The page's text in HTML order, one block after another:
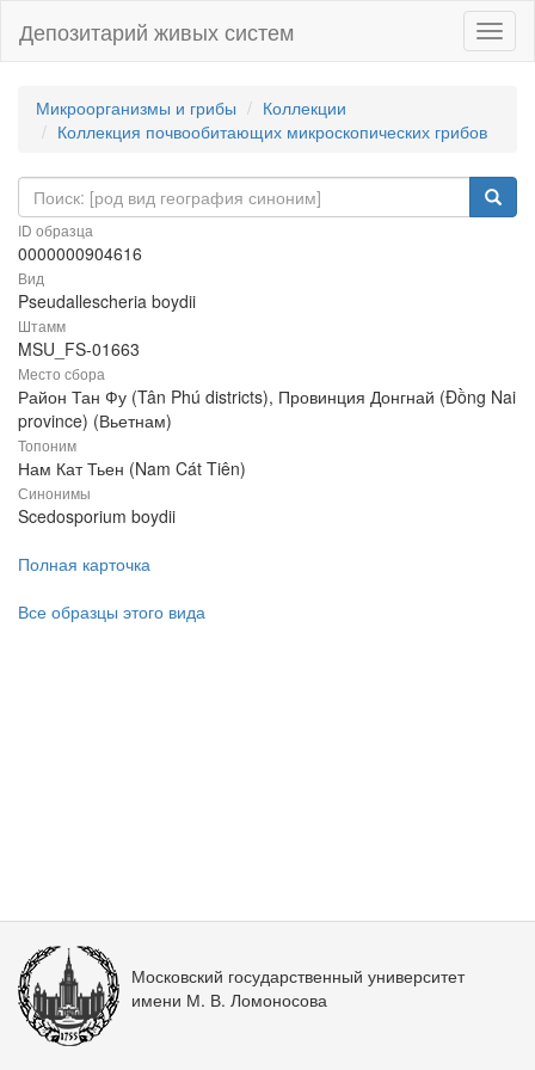
Депозитарий живых систем
Микроорганизмы и грибы
Коллекции
Коллекция почвообитающих микроскопических грибов
ID образца
0000000904616
Вид
Pseudallescheria boydii
Штамм
MSU_FS-01663
Место сбора
Район Тан Фу (Tân Phú districts), Провинция Донгнай (Đồng Nai
province) (Вьетнам)
Топоним
Нам Кат Тьен (Nam Cát Tiên)
Синонимы
Scedosporium boydii
Полная карточка
Все образцы этого вида
Московский государственный университет
имени М. В. Ломоносова